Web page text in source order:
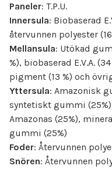
Paneler: T.P.U.
Innersula: Biobaserad
återvunnen polyester
Mellansula: Utökad
%), biobaserad E.V.A.
pigment (13 %) och
Yttersula: Amazonisk
syntetiskt gummi
Amazonas (25%),
gummi (25%)
Foder: Återvunnen
Snören: Återvunnen